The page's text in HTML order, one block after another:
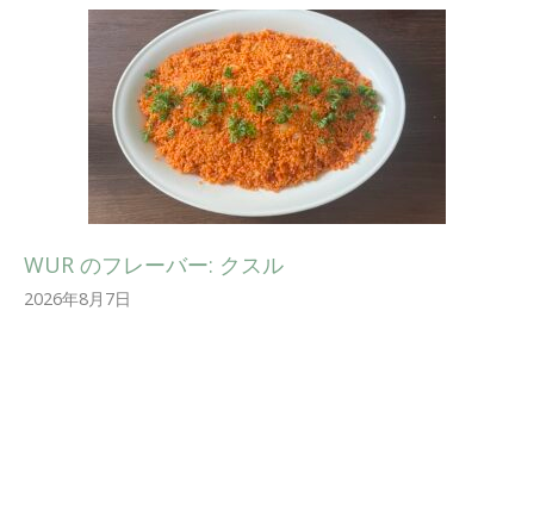
WUR のフレーバー: クスル
2026年8月7日